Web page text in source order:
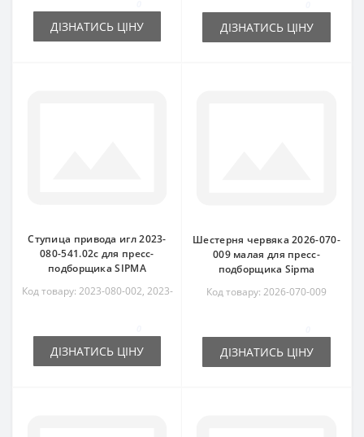
ДІЗНАТИСЬ ЦІНУ ДІЗНАТИСЬ ЦІНУ
Ступица привода игл 2023-
080-541.02c для пресс-
подборщика SIPMA
Код товару: 2023-080-002, 2023-
ДІЗНАТИСЬ ЦІНУ
Шестерня червяка 2026-070-
009 малая для пресс-
подборщика Sipma
Код товару: 2026-070-009
ДІЗНАТИСЬ ЦІНУ